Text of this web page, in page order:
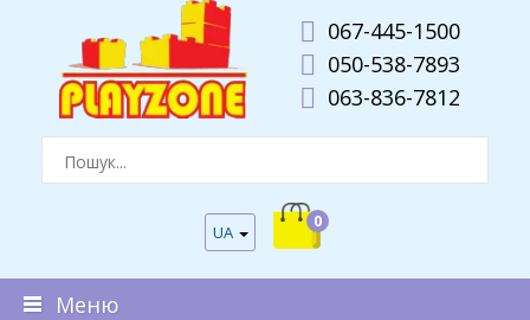
067-445-1500
050-538-7893
063-836-7812
UA
0
Меню